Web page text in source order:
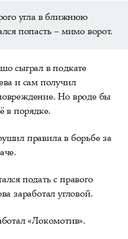
угла в ближнюю
попасть – мимо ворот.
сыграл в подкате
и сам получил
Но вроде бы
в порядке.
правила в борьбе за
подать с правого
заработал угловой.
«Локомотив».